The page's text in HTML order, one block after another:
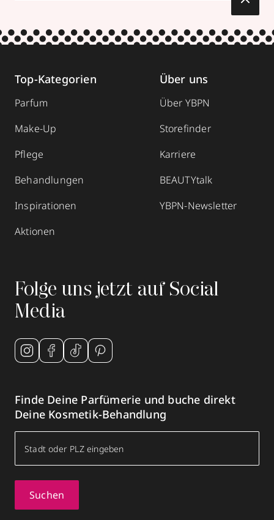
Top-Kategorien
Parfum
Make-Up
Pflege
Behandlungen
Inspirationen
Aktionen
Über uns
Über YBPN
Storefinder
Karriere
BEAUTYtalk
YBPN-Newsletter
Folge uns jetzt auf Social
Media
Finde Deine Parfümerie und buche direkt
Deine Kosmetik-Behandlung
Suchen